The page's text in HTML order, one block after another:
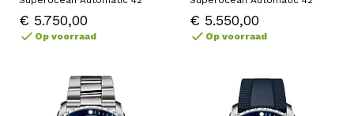
€ 5.750,00
Op voorraad
€ 5.550,00
Op voorraad